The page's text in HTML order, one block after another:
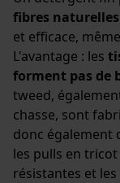
fibres
et efficace,
L'avantage : les
forment pas de
tweed,
chasse, sont
donc également
les pulls en
résistantes et